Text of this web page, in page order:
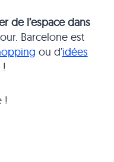
de l’espace dans
Barcelone est
ou d’idées
!
!